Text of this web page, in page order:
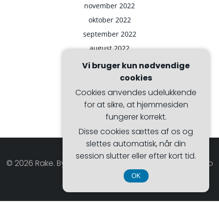
november 2022
oktober 2022
september 2022
august 2022
juli 2022
© 2026 Rake. Bygget ved at bruge WordPress og Hugo
WP Theme .
Vi bruger kun nødvendige
cookies
Cookies anvendes udelukkende
for at sikre, at hjemmesiden
fungerer korrekt.
Disse cookies sættes af os og
slettes automatisk, når din
session slutter eller efter kort tid.
OK